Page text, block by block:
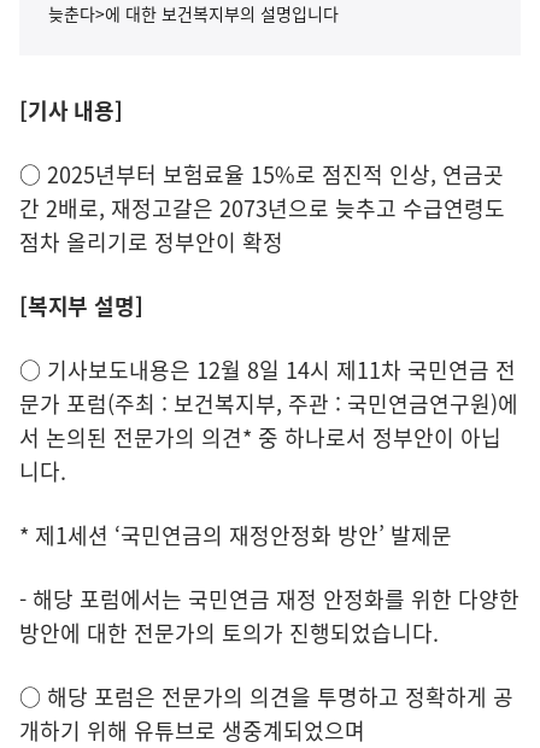
늦춘다>에 대한 보건복지부의 설명입니다
[기사 내용]
○ 2025년부터 보험료율 15%로 점진적 인상, 연금곳
간 2배로, 재정고갈은 2073년으로 늦추고 수급연령도
점차 올리기로 정부안이 확정
[복지부 설명]
○ 기사보도내용은 12월 8일 14시 제11차 국민연금 전
문가 포럼(주최 : 보건복지부, 주관 : 국민연금연구원)에
서 논의된 전문가의 의견* 중 하나로서 정부안이 아닙
니다.
* 제1세션 ‘국민연금의 재정안정화 방안’ 발제문
- 해당 포럼에서는 국민연금 재정 안정화를 위한 다양한
방안에 대한 전문가의 토의가 진행되었습니다.
○ 해당 포럼은 전문가의 의견을 투명하고 정확하게 공
개하기 위해 유튜브로 생중계되었으며